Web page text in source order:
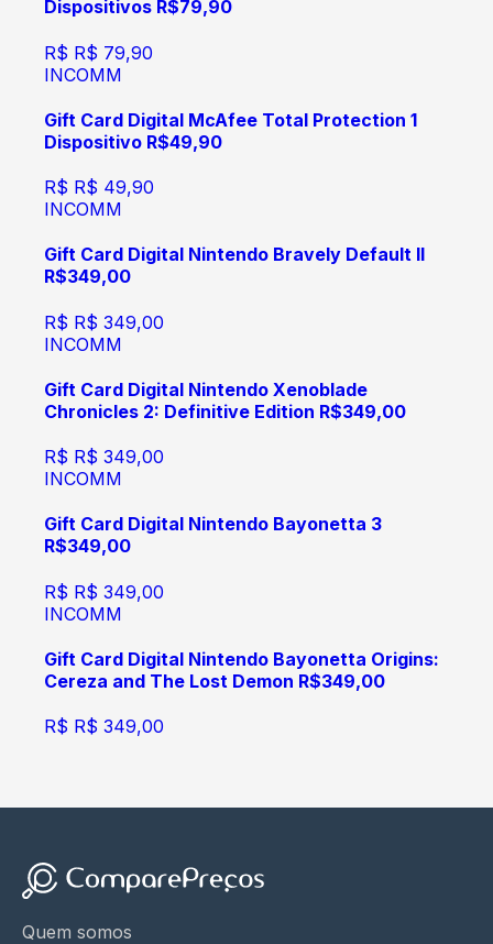
Dispositivos R$79,90
R$ R$ 79,90
INCOMM
Gift Card Digital McAfee Total Protection 1
Dispositivo R$49,90
R$ R$ 49,90
INCOMM
Gift Card Digital Nintendo Bravely Default II
R$349,00
R$ R$ 349,00
INCOMM
Gift Card Digital Nintendo Xenoblade
Chronicles 2: Definitive Edition R$349,00
R$ R$ 349,00
INCOMM
Gift Card Digital Nintendo Bayonetta 3
R$349,00
R$ R$ 349,00
INCOMM
Gift Card Digital Nintendo Bayonetta Origins:
Cereza and The Lost Demon R$349,00
R$ R$ 349,00
Quem somos